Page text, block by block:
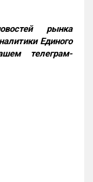
рынка
Единого
телеграм-